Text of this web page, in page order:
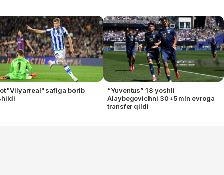
"Vilyarreal" safiga borib
“Yuventus” 18 yoshli
Alaybegovichni 30+5 mln evroga
transfer qildi